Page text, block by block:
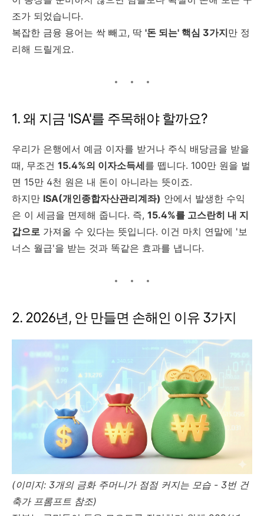
조가 되었습니다.
복잡한 금융 용어는 싹 빼고, 딱 '돈 되는' 핵심 3가지만 정
리해 드릴게요.
1. 왜 지금 'ISA'를 주목해야 할까요?
우리가 은행에서 예금 이자를 받거나 주식 배당금을 받을
때, 무조건 15.4%의 이자소득세를 뗍니다. 100만 원을 벌
면 15만 4천 원은 내 돈이 아니라는 뜻이죠.
하지만 ISA(개인종합자산관리계좌) 안에서 발생한 수익
은 이 세금을 면제해 줍니다. 즉, 15.4%를 고스란히 내 지
갑으로 가져올 수 있다는 뜻입니다. 이건 마치 연말에 '보
너스 월급'을 받는 것과 똑같은 효과를 냅니다.
2. 2026년, 안 만들면 손해인 이유 3가지
(이미지: 3개의 금화 주머니가 점점 커지는 모습 - 3번 건
축가 프롬프트 참조)